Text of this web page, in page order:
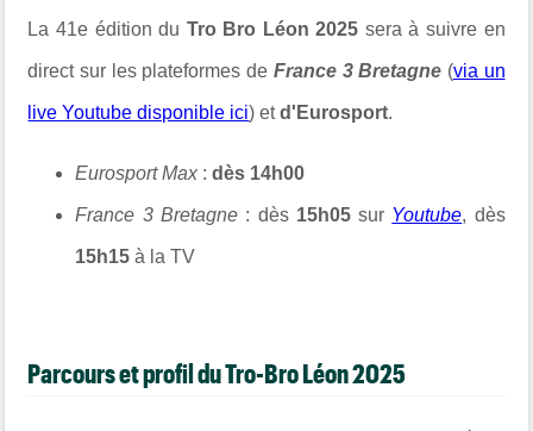
La 41e édition du Tro Bro Léon 2025 sera à suivre en
directsur les plateformes de France 3 Bretagne (via un
live Youtube disponible ici) etd'Eurosport.
Eurosport Max :dès 14h00
France 3 Bretagne : dès 15h05sur Youtube, dès
15h15à la TV
Parcours et profil du Tro-Bro Léon 2025